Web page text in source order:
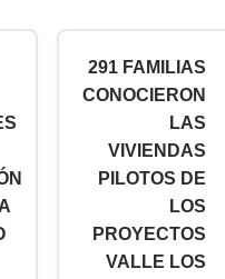
291 FAMILIAS
CONOCIERON
LAS
VIVIENDAS
PILOTOS DE
LOS
PROYECTOS
VALLE LOS